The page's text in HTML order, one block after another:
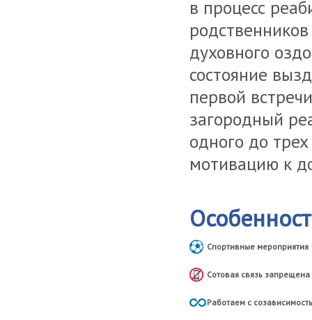
в процесс
духовного
состояние
первой
загородный
одного до
мотивацию к
Cпортивные мероприятия
Cотовая связь запрещена
Работаем с